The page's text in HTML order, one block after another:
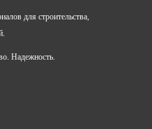
для строительства,
Надежность.